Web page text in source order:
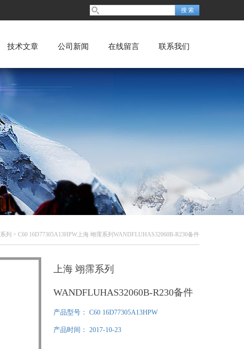
技术文章 公司新闻 在线留言 联系我们
系列 > C60 16D77305A13HPW上海 翊霈系列WANDFLUHAS32060B-R230备件
上海 翊霈系列
WANDFLUHAS32060B-R230备件
产品型号： C60 16D77305A13HPW
产品时间： 2017-10-23